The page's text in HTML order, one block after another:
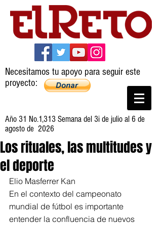
Necesitamos tu apoyo para seguir este
proyecto:
Año 31 No.1,313 Semana del 3i de julio al 6 de
agosto de 2026
Los rituales, las multitudes y
el deporte
Elio Masferrer Kan
En el contexto del campeonato
mundial de fútbol es importante
entender la confluencia de nuevos